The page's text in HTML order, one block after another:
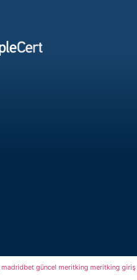
madridbet güncel meritking meritking giriş